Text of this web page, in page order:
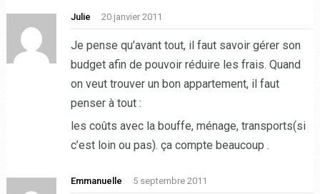
Julie 20 janvier 2011
Je pense qu’avant tout, il faut savoir gérer son
budget afin de pouvoir réduire les frais. Quand
on veut trouver un bon appartement, il faut
penser à tout :
les coûts avec la bouffe, ménage, transports(si
c’est loin ou pas). ça compte beaucoup .
Emmanuelle 5 septembre 2011